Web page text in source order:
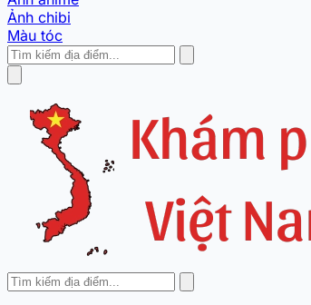
Ảnh chibi
Màu tóc